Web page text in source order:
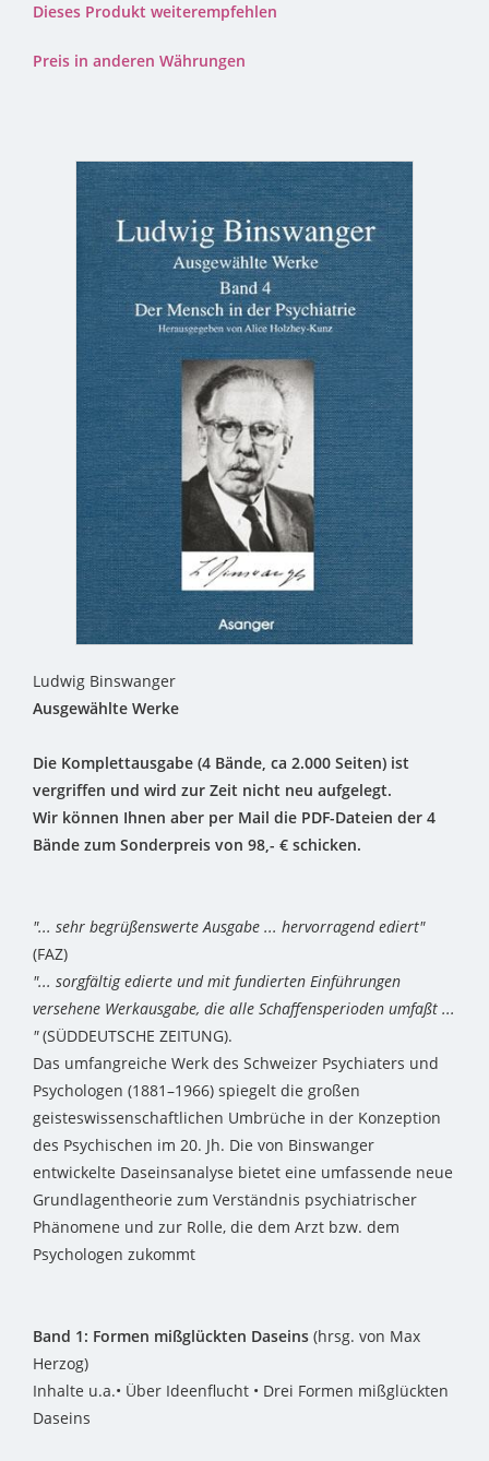
Dieses Produkt weiterempfehlen
Preis in anderen Währungen
Ludwig Binswanger
Ausgewählte Werke
Die Komplettausgabe (4 Bände, ca 2.000 Seiten) ist
vergriffen und wird zur Zeit nicht neu aufgelegt.
Wir können Ihnen aber per Mail die PDF-Dateien der 4
Bände zum Sonderpreis von 98,- € schicken.
"... sehr begrüßenswerte Ausgabe ... hervorragend ediert"
(FAZ)
"... sorgfältig edierte und mit fundierten Einführungen
versehene Werkausgabe, die alle Schaffensperioden umfaßt ...
"(SÜDDEUTSCHE ZEITUNG).
Das umfangreiche Werk des Schweizer Psychiaters und
Psychologen (1881–1966) spiegelt die großen
geisteswissenschaftlichen Umbrüche in der Konzeption
des Psychischen im 20. Jh. Die von Binswanger
entwickelte Daseinsanalyse bietet eine umfassende neue
Grundlagentheorie zum Verständnis psychiatrischer
Phänomene und zur Rolle, die dem Arzt bzw. dem
Psychologen zukommt
Band 1: Formen mißglückten Daseins (hrsg. von Max
Herzog)
Inhalte u.a.• Über Ideenflucht • Drei Formen mißglückten
Daseins